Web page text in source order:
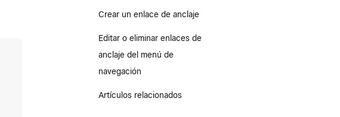
Crear un enlace de anclaje
Editar o eliminar enlaces de
anclaje del menú de
navegación
Artículos relacionados